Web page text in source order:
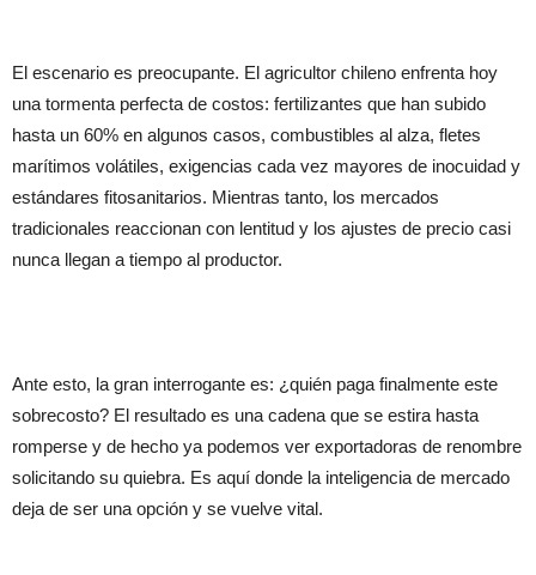
El escenario es preocupante. El agricultor chileno enfrenta hoy
una tormenta perfecta de costos: fertilizantes que han subido
hasta un 60% en algunos casos, combustibles al alza, fletes
marítimos volátiles, exigencias cada vez mayores de inocuidad y
estándares fitosanitarios. Mientras tanto, los mercados
tradicionales reaccionan con lentitud y los ajustes de precio casi
nunca llegan a tiempo al productor.
Ante esto, la gran interrogante es: ¿quién paga finalmente este
sobrecosto? El resultado es una cadena que se estira hasta
romperse y de hecho ya podemos ver exportadoras de renombre
solicitando su quiebra. Es aquí donde la inteligencia de mercado
deja de ser una opción y se vuelve vital.